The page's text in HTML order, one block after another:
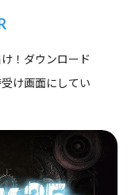
！ダウンロード
け画面にしてい